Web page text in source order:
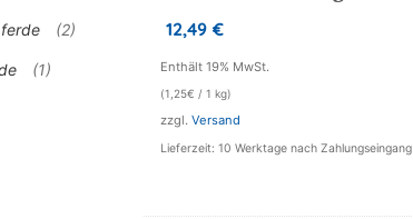
(2)
(1)
12,49 €
Enthält 19% MwSt.
(1,25€ / 1 kg)
zzgl. Versand
Lieferzeit: 10 Werktage nach Zahlungseingang